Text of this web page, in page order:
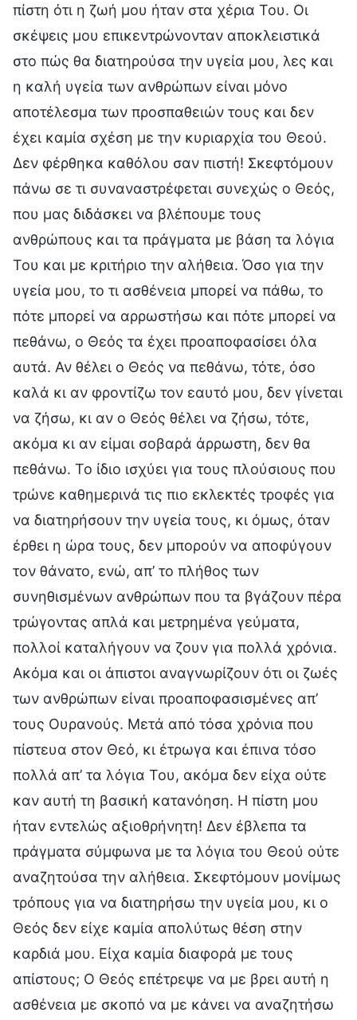
πίστη ότι η ζωή μου ήταν στα χέρια Του. Οι
σκέψεις μου επικεντρώνονταν αποκλειστικά
στο πώς θα διατηρούσα την υγεία μου, λες και
η καλή υγεία των ανθρώπων είναι μόνο
αποτέλεσμα των προσπαθειών τους και δεν
έχει καμία σχέση με την κυριαρχία του Θεού.
Δεν φέρθηκα καθόλου σαν πιστή! Σκεφτόμουν
πάνω σε τι συναναστρέφεται συνεχώς ο Θεός,
που μας διδάσκει να βλέπουμε τους
ανθρώπους και τα πράγματα με βάση τα λόγια
Του και με κριτήριο την αλήθεια. Όσο για την
υγεία μου, το τι ασθένεια μπορεί να πάθω, το
πότε μπορεί να αρρωστήσω και πότε μπορεί να
πεθάνω, ο Θεός τα έχει προαποφασίσει όλα
αυτά. Αν θέλει ο Θεός να πεθάνω, τότε, όσο
καλά κι αν φροντίζω τον εαυτό μου, δεν γίνεται
να ζήσω, κι αν ο Θεός θέλει να ζήσω, τότε,
ακόμα κι αν είμαι σοβαρά άρρωστη, δεν θα
πεθάνω. Το ίδιο ισχύει για τους πλούσιους που
τρώνε καθημερινά τις πιο εκλεκτές τροφές για
να διατηρήσουν την υγεία τους, κι όμως, όταν
έρθει η ώρα τους, δεν μπορούν να αποφύγουν
τον θάνατο, ενώ, απ’ το πλήθος των
συνηθισμένων ανθρώπων που τα βγάζουν πέρα
τρώγοντας απλά και μετρημένα γεύματα,
πολλοί καταλήγουν να ζουν για πολλά χρόνια.
Ακόμα και οι άπιστοι αναγνωρίζουν ότι οι ζωές
των ανθρώπων είναι προαποφασισμένες απ’
τους Ουρανούς. Μετά από τόσα χρόνια που
πίστευα στον Θεό, κι έτρωγα και έπινα τόσο
πολλά απ’ τα λόγια Του, ακόμα δεν είχα ούτε
καν αυτή τη βασική κατανόηση. Η πίστη μου
ήταν εντελώς αξιοθρήνητη! Δεν έβλεπα τα
πράγματα σύμφωνα με τα λόγια του Θεού ούτε
αναζητούσα την αλήθεια. Σκεφτόμουν μονίμως
τρόπους για να διατηρήσω την υγεία μου, κι ο
Θεός δεν είχε καμία απολύτως θέση στην
καρδιά μου. Είχα καμία διαφορά με τους
απίστους; Ο Θεός επέτρεψε να με βρει αυτή η
ασθένεια με σκοπό να με κάνει να αναζητήσω